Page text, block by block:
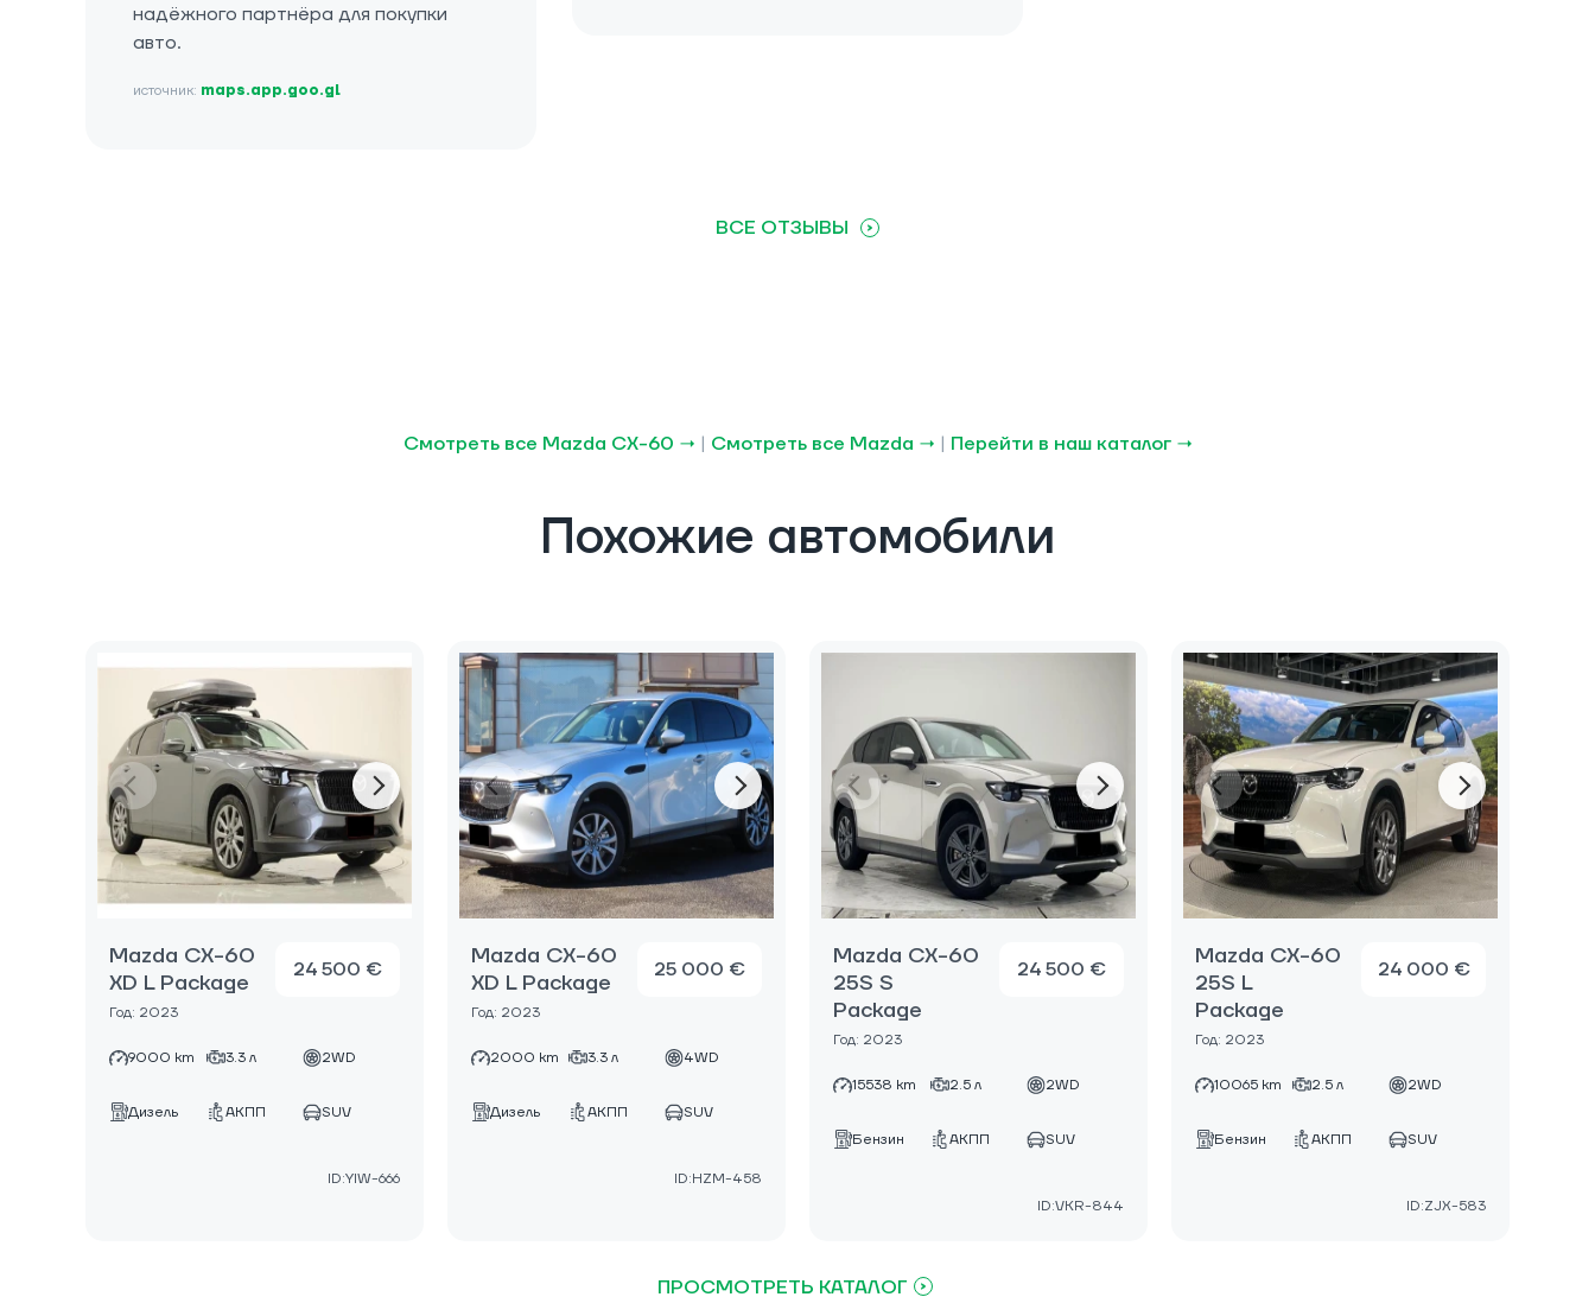
надёжного партнёра для покупки
авто.
источник: maps.app.goo.gl
ВСЕ ОТЗЫВЫ
Смотреть все Mazda CX-60 → | Смотреть все Mazda → | Перейти в наш каталог →
Похожие автомобили
Mazda CX-60
XD L Package
Год: 2023
24 500 €
9000 km 3.3 л 2WD
Дизель АКПП SUV
ID:YIW-666
Mazda CX-60
XD L Package
Год: 2023
25 000 €
2000 km 3.3 л 4WD
Дизель АКПП SUV
ID:HZM-458
Mazda CX-60
25S S
Package
Год: 2023
24 500 €
15538 km 2.5 л 2WD
Бензин АКПП SUV
ID:VKR-844
Mazda CX-60
25S L
Package
Год: 2023
24 000 €
10065 km 2.5 л 2WD
Бензин АКПП SUV
ID:ZJX-583
ПРОСМОТРЕТЬ КАТАЛОГ